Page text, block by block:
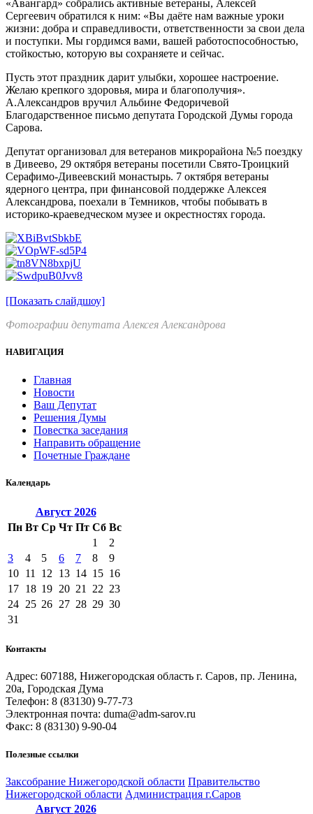
«Авангард» собрались активные ветераны, Алексей
Сергеевич обратился к ним: «Вы даёте нам важные уроки
жизни: добра и справедливости, ответственности за свои дела
и поступки. Мы гордимся вами, вашей работоспособностью,
стойкостью, которую вы сохраняете и сейчас.
Пусть этот праздник дарит улыбки, хорошее настроение.
Желаю крепкого здоровья, мира и благополучия».
А.Александров вручил Альбине Федоричевой
Благодарственное письмо депутата Городской Думы города
Сарова.
Депутат организовал для ветеранов микрорайона №5 поездку
в Дивеево, 29 октября ветераны посетили Свято-Троицкий
Серафимо-Дивеевский монастырь. 7 октября ветераны
ядерного центра, при финансовой поддержке Алексея
Александрова, поехали в Темников, чтобы побывать в
историко-краеведческом музее и окрестностях города.
[Показать слайдшоу]
Фотографии депутата Алексея Александрова
НАВИГАЦИЯ
Главная
Новости
Ваш Депутат
Решения Думы
Повестка заседания
Направить обращение
Почетные Граждане
Календарь
Август 2026
Пн Вт Ср Чт Пт Сб Вс
1
2
3
4 5 6 7 8
9
10 11 12 13 14 15 16
17 18 19 20 21 22 23
24 25 26 27 28 29 30
31
Контакты
Адрес: 607188, Нижегородская область г. Саров, пр. Ленина,
20а, Городская Дума
Телефон: 8 (83130) 9-77-73
Электронная почта: duma@adm-sarov.ru
Факс: 8 (83130) 9-90-04
Полезные ссылки
Закcобрание Нижегородской области Правительство
Нижегородской области Администрация г.Саров
Август 2026